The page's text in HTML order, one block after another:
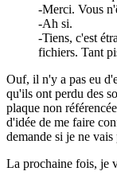
-Merci. Vous
-Ah si.
-Tiens, c'est
fichiers. Tant
Ouf, il n'y a pas eu
qu'ils ont perdu des
plaque non
d'idée de me faire
demande si je ne vais
La prochaine fois, je